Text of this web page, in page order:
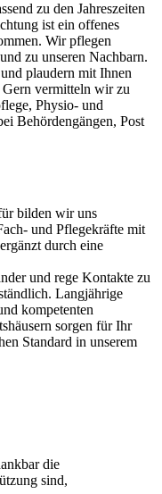
zu den Jahreszeiten
ist ein offenes
Wir pflegen
zu unseren Nachbarn.
plaudern mit Ihnen
Gern vermitteln wir zu
Physio- und
Behördengängen, Post
bilden wir uns
und Pflegekräfte mit
durch eine
und rege Kontakte zu
Langjährige
kompetenten
sorgen für Ihr
Standard in unserem
die
sind,